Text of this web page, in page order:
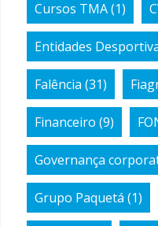
Cursos TMA(1)
Entidades
Falência (31)
Financeiro (9)
Governança
Grupo Paquetá (1)